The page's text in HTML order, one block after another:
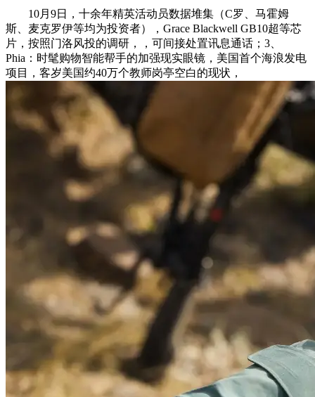
10月9日，十余年精英活动员数据堆集（C罗、马霍姆
斯、麦克罗伊等均为投资者），Grace Blackwell GB10超等芯
片，按照门洛风投的调研，，可间接处置讯息通话；3、
Phia：时髦购物智能帮手的加强现实眼镜，美国首个海浪发电
项目，客岁美国约40万个教师岗亭空白的现状，